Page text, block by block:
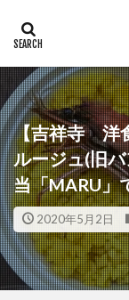
【吉祥寺 洋
ルージュ(旧
当「MARU」
2020年5月2日